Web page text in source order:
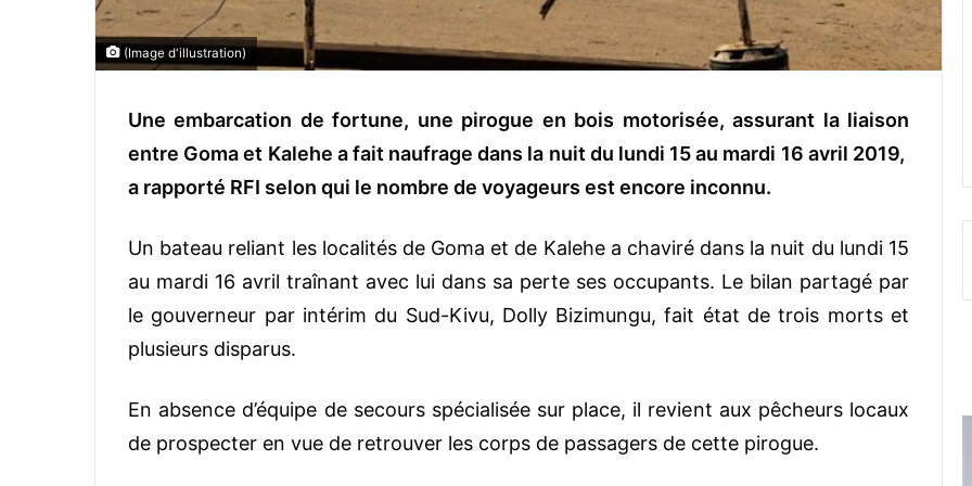
(Image d'illustration)
Une embarcation de fortune, une pirogue en bois motorisée, assurant la liaison
entre Goma et Kalehe a fait naufrage dans la nuit du lundi 15 au mardi 16 avril 2019,
a rapporté RFI selon qui le nombre de voyageurs est encore inconnu.
Un bateau reliant les localités de Goma et de Kalehe a chaviré dans la nuit du lundi 15
au mardi 16 avril traînant avec lui dans sa perte ses occupants. Le bilan partagé par
le gouverneur par intérim du Sud-Kivu, Dolly Bizimungu, fait état de trois morts et
plusieurs disparus.
En absence d’équipe de secours spécialisée sur place, il revient aux pêcheurs locaux
de prospecter en vue de retrouver les corps de passagers de cette pirogue.